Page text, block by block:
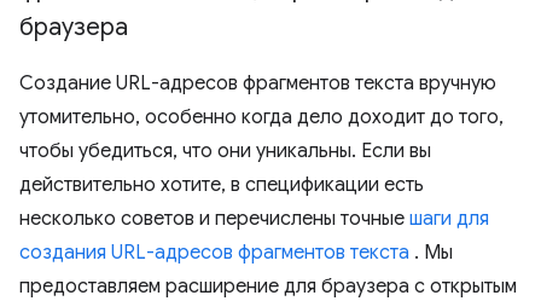
браузера
Создание URL-адресов фрагментов текста вручную
утомительно, особенно когда дело доходит до того,
чтобы убедиться, что они уникальны. Если вы
действительно хотите, в спецификации есть
несколько советов и перечислены точные шаги для
создания URL-адресов фрагментов текста . Мы
предоставляем расширение для браузера с открытым